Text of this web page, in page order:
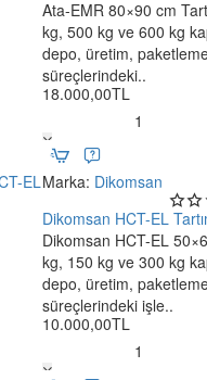
cm
Ata-EMR 80×90 cm
kg, 500 kg ve 600 kg
depo, üretim,
süreçlerindeki..
18.000,00TL
EMR
Tartım
Baskülü
80×90
cm
Marka: Dikomsan
Dikomsan HCT-EL
Dikomsan HCT-EL
kg, 150 kg ve 300 kg
depo, üretim,
süreçlerindeki işle..
10.000,00TL